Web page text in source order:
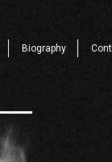
Biography Cont